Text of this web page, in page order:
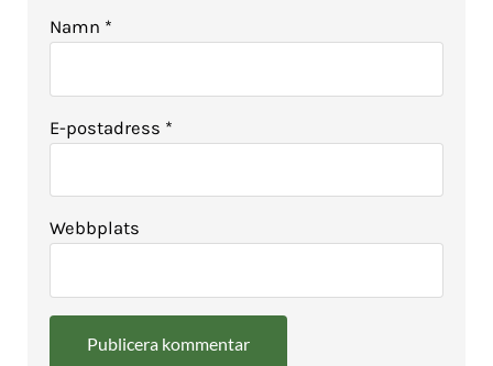
Namn *
E-postadress *
Webbplats